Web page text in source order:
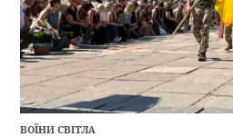
ВОЇНИ СВІТЛА